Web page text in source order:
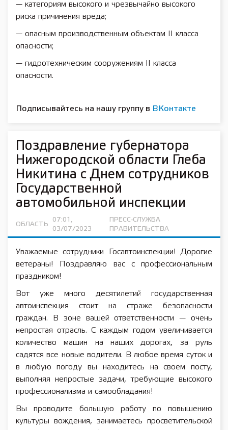
— категориям высокого и чрезвычайно высокого
риска причинения вреда;
— опасным производственным объектам II класса
опасности;
— гидротехническим сооружениям II класса
опасности.
Подписывайтесь на нашу группу в ВКонтакте
Поздравление губернатора
Нижегородской области Глеба
Никитина с Днем сотрудников
Государственной
автомобильной инспекции
ОБЛАСТЬ
07:01,
03/07/2023
ПРЕСС-СЛУЖБА
ПРАВИТЕЛЬСТВА
Уважаемые сотрудники Госавтоинспекции! Дорогие
ветераны! Поздравляю вас с профессиональным
праздником!
Вот уже много десятилетий государственная
автоинспекция стоит на страже безопасности
граждан. В зоне вашей ответственности — очень
непростая отрасль. С каждым годом увеличивается
количество машин на наших дорогах, за руль
садятся все новые водители. В любое время суток и
в любую погоду вы находитесь на своем посту,
выполняя непростые задачи, требующие высокого
профессионализма и самообладания!
Вы проводите большую работу по повышению
культуры вождения, занимаетесь просветительской